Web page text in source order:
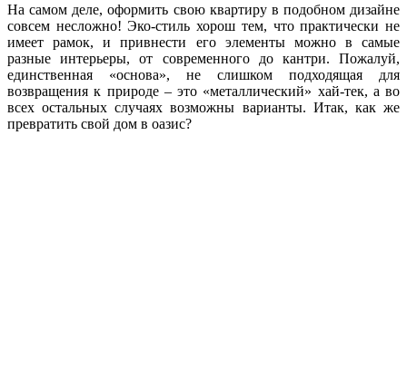
На самом деле, оформить свою квартиру в подобном дизайне
совсем несложно! Эко-стиль хорош тем, что практически не
имеет рамок, и привнести его элементы можно в самые
разные интерьеры, от современного до кантри. Пожалуй,
единственная «основа», не слишком подходящая для
возвращения к природе – это «металлический» хай-тек, а во
всех остальных случаях возможны варианты. Итак, как же
превратить свой дом в оазис?